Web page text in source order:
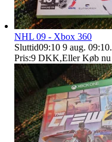
NHL 09 - Xbox 360
Sluttid09:10 9 aug. 09:10.
Pris:9 DKK,Eller Køb nu